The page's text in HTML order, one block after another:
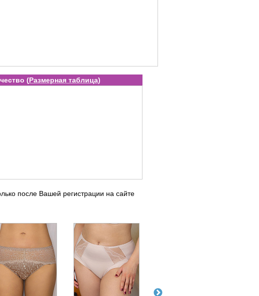
(Размерная таблица)
после Вашей регистрации на сайте